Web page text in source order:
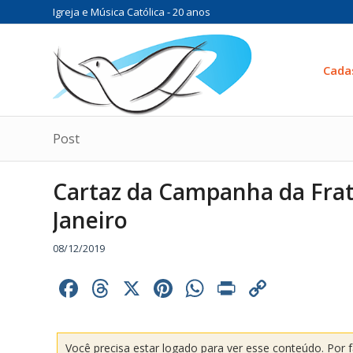
Igreja e Música Católica - 20 anos
Post
Cartaz da Campanha da
Janeiro
08/12/2019
Facebook
Threads
X Pinterest
WhatsApp
Print
Você precisa estar logado para ver esse conteúdo. Por